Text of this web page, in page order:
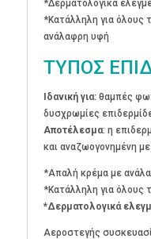
*Δερματολογικά
*Κατάλληλη για όλους
ανάλαφρη υφή
ΤΥΠΟΣ
Ιδανική για:θαμπές
δυσχρωμίες
Αποτέλεσμα: η
και αναζωογονημένη
*Απαλή κρέμα με
*Κατάλληλη για όλους
*Δερματολογικά
Αεροστεγής